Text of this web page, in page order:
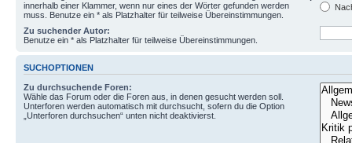
innerhalb einer Klammer, wenn nur eines der Wörter gefunden werden
muss. Benutze ein * als Platzhalter für teilweise Übereinstimmungen.
Zu suchender Autor:
Benutze ein * als Platzhalter für teilweise Übereinstimmungen.
SUCHOPTIONEN
Zu durchsuchende Foren:
Wähle das Forum oder die Foren aus, in denen gesucht werden soll.
Unterforen werden automatisch mit durchsucht, sofern du die Option
„Unterforen durchsuchen“ unten nicht deaktivierst.